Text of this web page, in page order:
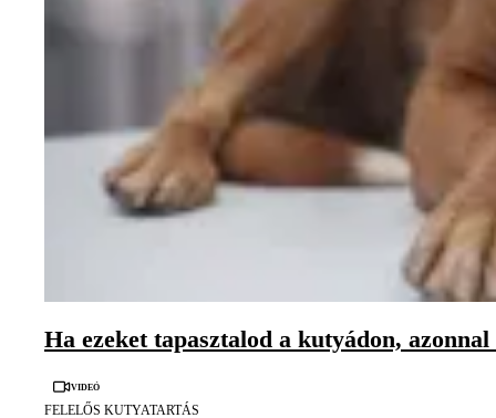
Ha ezeket tapasztalod a kutyádon,
Videó
FELELŐS KUTYATARTÁS